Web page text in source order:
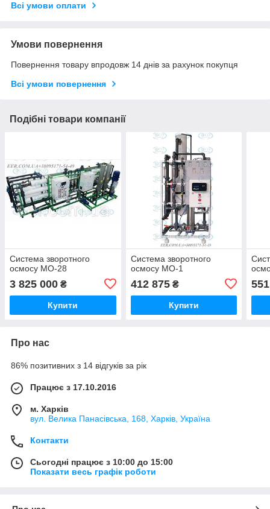
Всі умови оплати
Умови повернення
Повернення товару впродовж 14 днів за рахунок покупця
Всі умови повернення
Подібні товари компанії
Система зворотного
осмосу MO-28
3 825 000 ₴
Купити
Система зворотного
осмосу MO-1
412 875₴
Купити
Про нас
86% позитивних з 14 відгуків за рік
Працює з 17.10.2016
м. Харків
вул. Велика Панасівська, 168, Харків, Україна
Контакти
Сьогодні працює з 10:00 до 15:00
Показати весь графік роботи